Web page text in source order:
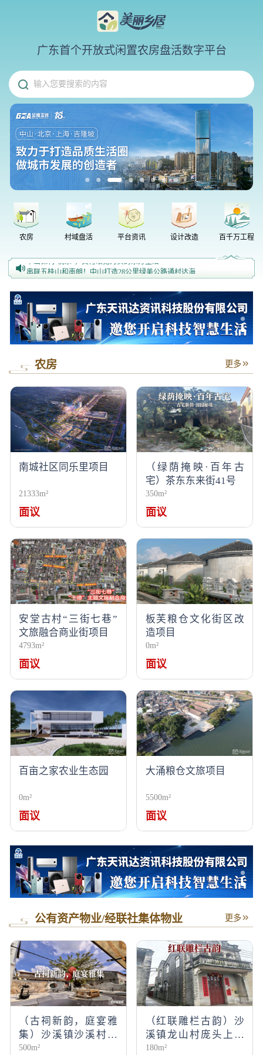
广东首个开放式闲置农房盘活数字平台
输入您要搜索的内容
农房 村域盘活 平台资讯 设计改造 百千万工程
省级表彰！中山文旅集团“美丽乡居”平台斩获优秀运营奖
小米澎程系列增程SUV正式发布！中山万象汇店现车已到店，诚邀各位评鉴
中山保利“悦系”，交付眼见为实的东方生活
串联五桂山和南朗！中山打造28公里绿美公路通村达海
省级表彰！中山文旅集团“美丽乡居”平台斩获优秀运营奖
农房 更多
南城社区同乐里项目
21333m²
面议
（绿荫掩映·百年古
宅）茶东东来街41号
350m²
面议
安堂古村“三街七巷”
文旅融合商业街项目
4793m²
面议
板芙粮仓文化街区改
造项目
0m²
面议
百亩之家农业生态园
0m²
面议
大涌粮仓文旅项目
5500m²
面议
公有资产物业/经联社集体物业 更多
（古祠新韵，庭宴雅
集）沙溪镇沙溪村岭
后亨和平街39号
500m²
（红联雕栏古韵）沙
溪镇龙山村庞头上街
45号
180m²